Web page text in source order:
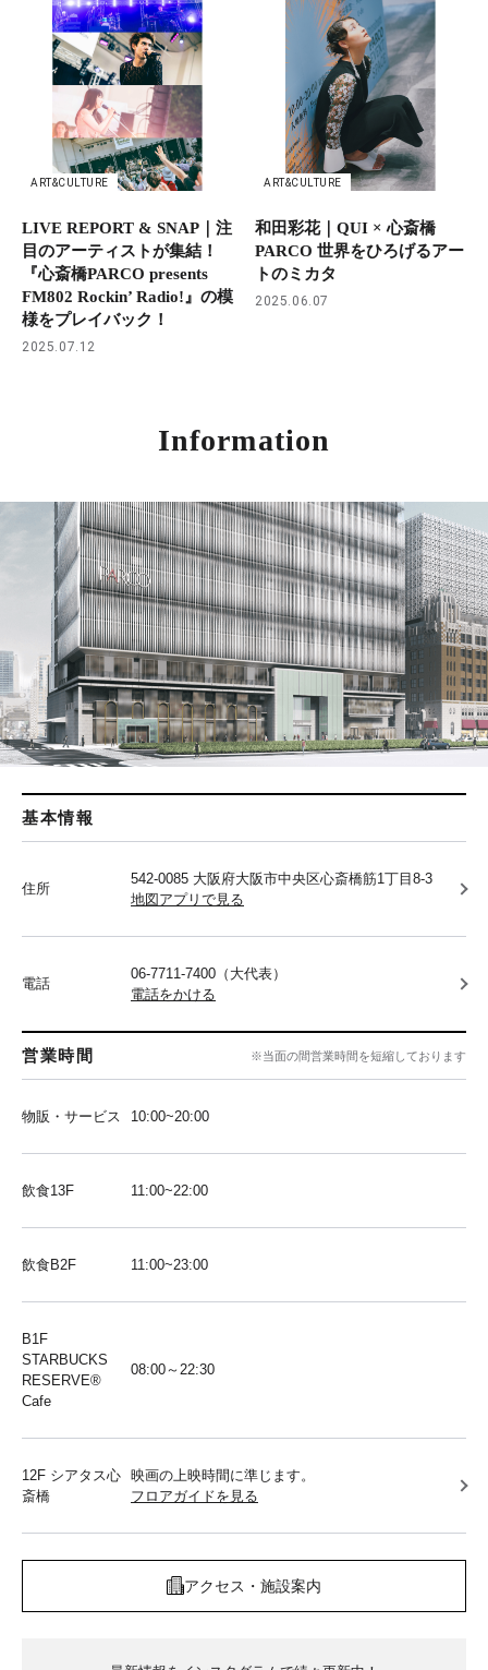
ART&CULTURE
LIVE REPORT & SNAP｜注
目のアーティストが集結！
『心斎橋PARCO presents
FM802 Rockin’ Radio!』の模
様をプレイバック！
2025.07.12
ART&CULTURE
和田彩花｜QUI × 心斎橋
PARCO 世界をひろげるアー
トのミカタ
2025.06.07
Information
基本情報
住所
542-0085 大阪府大阪市中央区心斎橋筋1丁目8-3
地図アプリで見る
電話
06-7711-7400（大代表）
電話をかける
営業時間 ※当面の間営業時間を短縮しております
物販・サービス 10:00~20:00
飲食13F 11:00~22:00
飲食B2F 11:00~23:00
B1F
STARBUCKS
RESERVE®︎
Cafe
08:00～22:30
12F シアタス心
斎橋
映画の上映時間に準じます。
フロアガイドを見る
アクセス・施設案内